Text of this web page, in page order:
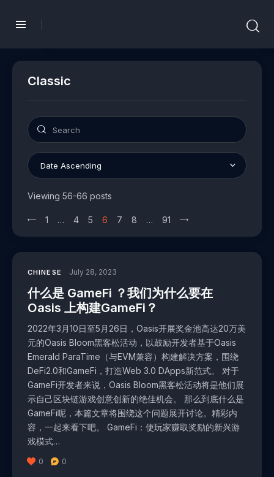
Classic
Viewing 56-66 posts
1 … 4 5 6 7 8 … 91
>
CHINESE July 28, 2023
什么是 GameFi ？我们为什么要在
Oasis 上构建GameFi？
2022年3月10日至5月26日，Oasis开展奖金池高达20万美
元的Oasis Bloom黑客松活动，以鼓励开发者基于Oasis
Emerald ParaTime（与EVM兼容）构建解决方案，围绕
DeFi2.0和GameFi，打造Web 3.0 DApps新范式。 对于
GameFi开发者来说，Oasis Bloom黑客松活动将是他们展
示自己区块链游戏创意创新的绝佳机会。 那么到底什么是
GameFi呢，本篇文章将围绕这个问题展开讨论。精彩内
容，一起来看下吧。 GameFi：使玩家赚取奖励的新兴游
戏模式…
0 0